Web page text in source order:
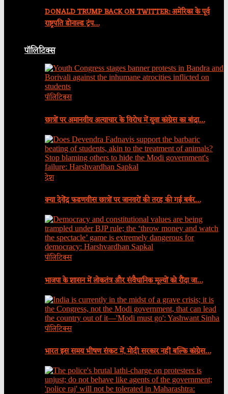
DONALD TRUMP BACK ON TWITTER: अमेरिका के पूर्व
राष्ट्रपति डोनाल्ड ट्रंप…
पॉलिटिक्स
पॉलिटिक्स
छात्रों पर अमानवीय अत्याचार के विरोध में युवा कांग्रेस का बांद्रा…
देश
क्या देवेंद्र फडणवीस छात्रों पर जानवरों की तरह की गई बर्बर…
पॉलिटिक्स
भाजपा के शासन में लोकतंत्र और संवैधानिक मूल्यों को रौंदा जा…
पॉलिटिक्स
भारत इस समय भीषण संकट में, मोदी सरकार नहीं बल्कि कांग्रेस…